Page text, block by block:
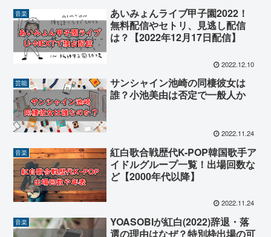
音楽
あいみょんライブ甲子園2022！
無料配信やセトリ、見逃し配信
は？【2022年12月17日配信】
2022.12.10
芸能
サンシャイン池崎の同棲彼女は
誰？小池美由は否定で一般人か
2022.11.24
音楽
紅白歌合戦歴代K-POP韓国歌手ア
イドルグループ一覧！出場回数な
ど【2000年代以降】
2022.11.24
音楽
YOASOBIが紅白(2022)辞退・落
選の理由はなぜ？特別枠出場の可